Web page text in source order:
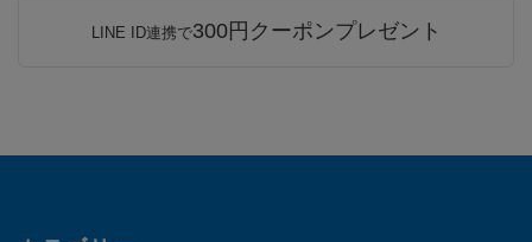
LINE ID連携で300円クーポンプレゼント